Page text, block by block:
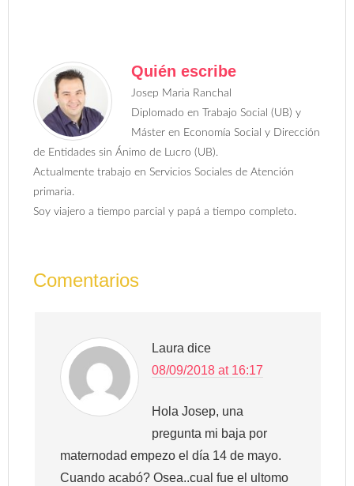
Quién escribe
Josep Maria Ranchal
Diplomado en Trabajo Social (UB) y
Máster en Economía Social y Dirección
de Entidades sin Ánimo de Lucro (UB).
Actualmente trabajo en Servicios Sociales de Atención
primaria.
Soy viajero a tiempo parcial y papá a tiempo completo.
Comentarios
Laura dice
08/09/2018 at 16:17
Hola Josep, una
pregunta mi baja por
maternodad empezo el día 14 de mayo.
Cuando acabó? Osea..cual fue el ultomo